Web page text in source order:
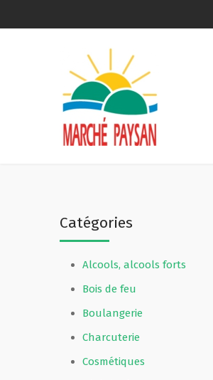
Catégories
Alcools, alcools forts
Bois de feu
Boulangerie
Charcuterie
Cosmétiques
Qui sommes-nous ?
Devenir membre
Revue de presse
Guide de la vente directe